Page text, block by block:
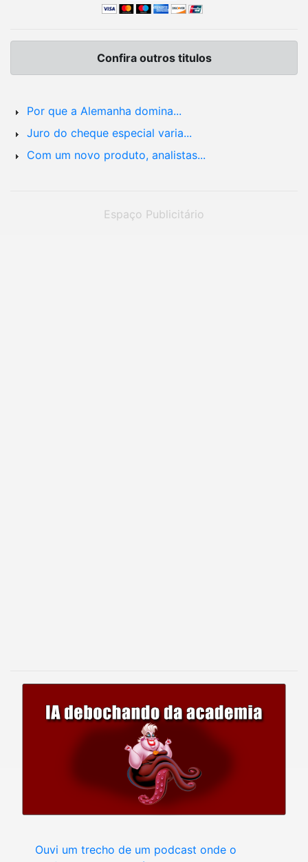
Confira outros titulos
Por que a Alemanha domina...
Juro do cheque especial varia...
Com um novo produto, analistas...
Espaço Publicitário
Ouvi um trecho de um podcast onde o